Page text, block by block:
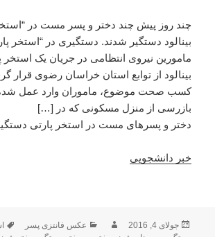
چند روز پیش چند دختر و پسر مست در
بینالود دستگیر شدند. دستگیری در “استخر
مامورین نیروی انتظامی در جریان یک استخر
بینالود از توابع استان خراسان رضوی قرار
کسب صحت موضوع، ماموران وارد عمل شده
بازرسی از منزل مسکونی که در […]
دختر و پسرهای مست در استخر پارتی
خبر دانشجویی
ارسال
جولای 4, 2016 نویسندهدسته‌ها
عکس فانتزی پسر